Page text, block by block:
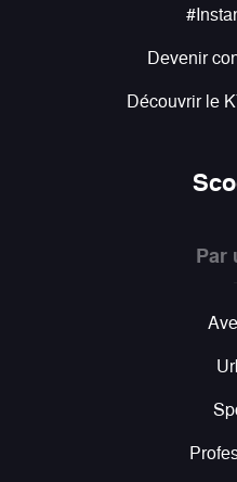
Devenir
Découvrir le
Par